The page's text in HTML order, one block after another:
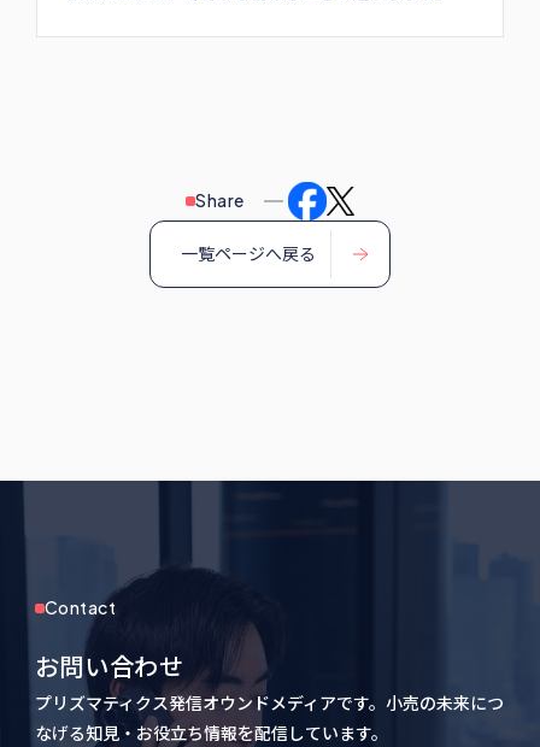
Share
一覧ページへ戻る
Contact
お問い合わせ
プリズマティクス発信オウンドメディアです。小売の未来につ
なげる知見・お役立ち情報を配信しています。